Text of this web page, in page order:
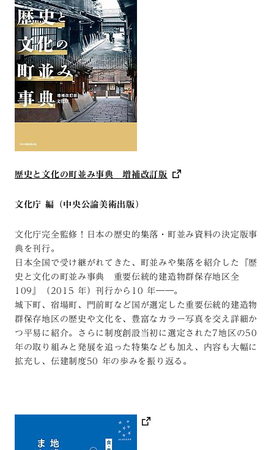
歴史と文化の町並み事典 増補改訂版
文化庁 編（中央公論美術出版）
文化庁完全監修！日本の歴史的集落・町並み資料の決定版事
典を刊行。
日本全国で受け継がれてきた、町並みや集落を紹介した『歴
史と文化の町並み事典 重要伝統的建造物群保存地区全
109』（2015 年）刊行から10 年――。
城下町、宿場町、門前町など国が選定した重要伝統的建造物
群保存地区の歴史や文化を、豊富なカラー写真を交え詳細か
つ平易に紹介。さらに制度創設当初に選定された7地区の50
年の取り組みと発展を追った特集なども加え、内容も大幅に
拡充し、伝建制度50 年の歩みを振り返る。